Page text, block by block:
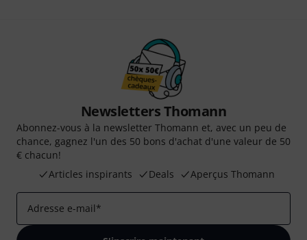
Newsletters Thomann
Abonnez-vous à la newsletter Thomann et, avec un peu de
chance, gagnez l'un des 50 bons d'achat d'une valeur de 50
€ chacun!
Articles inspirants
Deals Aperçus Thomann
Adresse e-mail*